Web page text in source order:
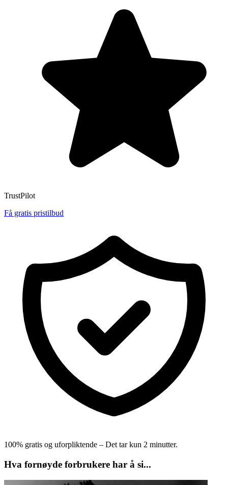
TrustPilot
Få gratis pristilbud
100% gratis og uforpliktende – Det tar kun 2 minutter.
Hva fornøyde forbrukere har å si...